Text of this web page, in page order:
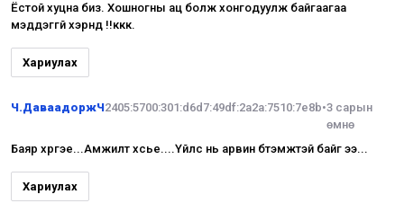
Ёстой хуцна биз. Хошногны ац болж хонгодуулж байгаагаа
мэддэггүй үхэрнүүд үү!!ккк.
Хариулах
Ч.ДаваадоржЧ2405:5700:301:d6d7:49df:2a2a:7510:7e8b•3 сарын
өмнө
Баяр хүргэе...Амжилт хүсье....Үйлс нь арвин бүтэмжтэй байг ээ...
Хариулах